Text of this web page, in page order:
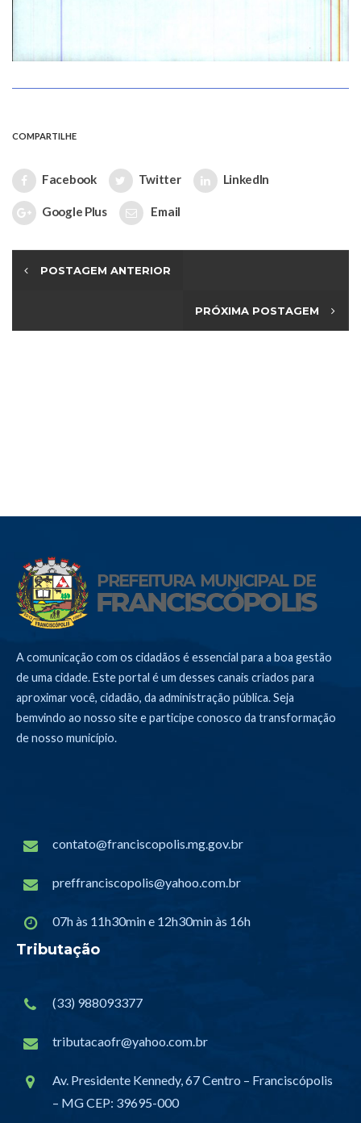
COMPARTILHE
Facebook Twitter LinkedIn
Google Plus Email
POSTAGEM ANTERIOR
PRÓXIMA POSTAGEM
A comunicação com os cidadãos é essencial para a boa gestão
de uma cidade. Este portal é um desses canais criados para
aproximar você, cidadão, da administração pública. Seja
bemvindo ao nosso site e participe conosco da transformação
de nosso município.
contato@franciscopolis.mg.gov.br
preffranciscopolis@yahoo.com.br
07h às 11h30min e 12h30min às 16h
Tributação
(33) 988093377
tributacaofr@yahoo.com.br
Av. Presidente Kennedy, 67 Centro – Franciscópolis
– MG CEP: 39695-000